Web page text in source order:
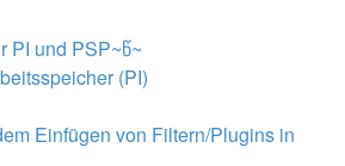
PI und PSP~წ~
(PI)
Einfügen von Filtern/Plugins in